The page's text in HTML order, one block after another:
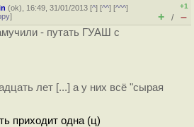
(ok), 16:49, 31/01/2013 [^] [^^] [^^^]
]
+1
+ / –
- путать ГУАШ с
лет [...] а у них всё "сырая
приходит одна (ц)